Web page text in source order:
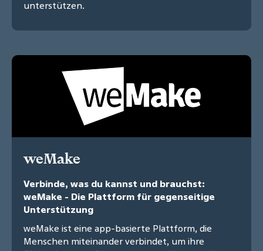
unterstützen.
weMake
Verbinde, was du kannst und brauchst:
weMake - Die Plattform für gegenseitige
Unterstützung
weMake ist eine app-basierte Plattform, die
Menschen miteinander verbindet, um ihre